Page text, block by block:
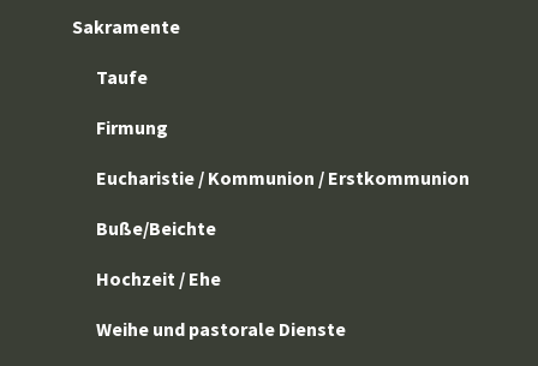
Sakramente
Taufe
Firmung
Eucharistie / Kommunion / Erstkommunion
Buße/Beichte
Hochzeit / Ehe
Weihe und pastorale Dienste